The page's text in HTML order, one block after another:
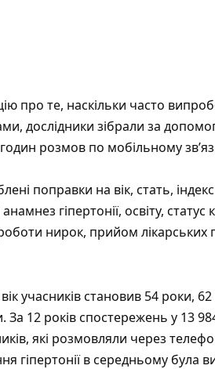
про те, наскільки часто
дослідники зібрали за
годин розмов по мобільному
поправки на вік, стать,
гіпертонії, освіту,
нирок, прийом лікарських
учасників становив 54 роки, 62
За 12 років спостережень у 13
які розмовляли через
гіпертонії в середньому була